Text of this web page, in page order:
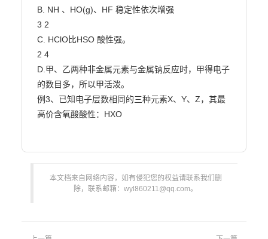
B. NH 、HO(g)、HF 稳定性依次增强
3 2
C. HClO比HSO 酸性强。
2 4
D.甲、乙两种非金属元素与金属钠反应时，甲得电子
的数目多，所以甲活泼。
例3、已知电子层数相同的三种元素X、Y、Z，其最
高价含氧酸酸性：HXO
本文档来自网络内容，如有侵犯您的权益请联系我们删
除，联系邮箱：wyl860211@qq.com。